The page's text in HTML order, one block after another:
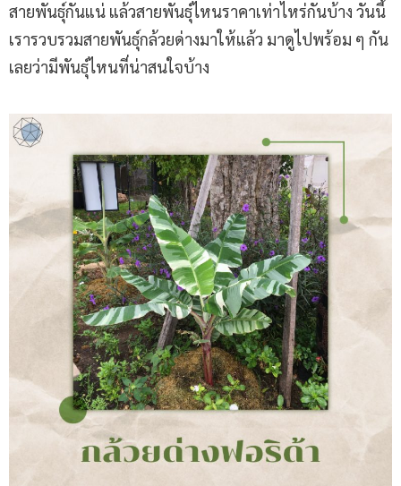
สายพันธุ์กันแน่ แล้วสายพันธุ์ไหนราคาเท่าไหร่กันบ้าง วันนี้
เรารวบรวมสายพันธุ์กล้วยด่างมาให้แล้ว มาดูไปพร้อม ๆ กัน
เลยว่ามีพันธุ์ไหนที่น่าสนใจบ้าง